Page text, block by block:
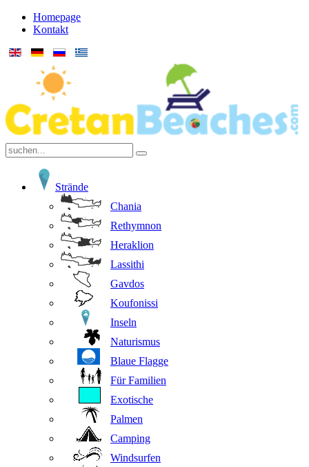
Homepage
Kontakt
Strände
Chania
Rethymnon
Heraklion
Lassithi
Gavdos
Koufonissi
Inseln
Naturismus
Blaue Flagge
Für Familien
Exotische
Palmen
Camping
Windsurfen